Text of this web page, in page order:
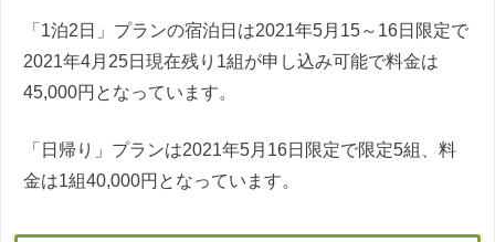
「1泊2日」プランの宿泊日は2021年5月15～16日限定で
2021年4月25日現在残り1組が申し込み可能で料金は
45,000円となっています。
「日帰り」プランは2021年5月16日限定で限定5組、料
金は1組40,000円となっています。